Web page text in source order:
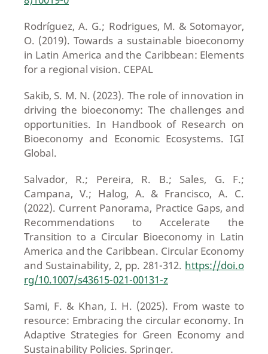
Rodríguez, A. G.; Rodrigues, M. & Sotomayor,
O. (2019). Towards a sustainable bioeconomy
in Latin America and the Caribbean: Elements
for a regional vision. CEPAL
Sakib, S. M. N. (2023). The role of innovation in
driving the bioeconomy: The challenges and
opportunities. In Handbook of Research on
Bioeconomy and Economic Ecosystems. IGI
Global.
Salvador, R.; Pereira, R. B.; Sales, G. F.;
Campana, V.; Halog, A. & Francisco, A. C.
(2022). Current Panorama, Practice Gaps, and
Recommendations to Accelerate the
Transition to a Circular Bioeconomy in Latin
America and the Caribbean. Circular Economy
and Sustainability, 2, pp. 281-312. https://doi.o
rg/10.1007/s43615-021-00131-z
Sami, F. & Khan, I. H. (2025). From waste to
resource: Embracing the circular economy. In
Adaptive Strategies for Green Economy and
Sustainability Policies. Springer.